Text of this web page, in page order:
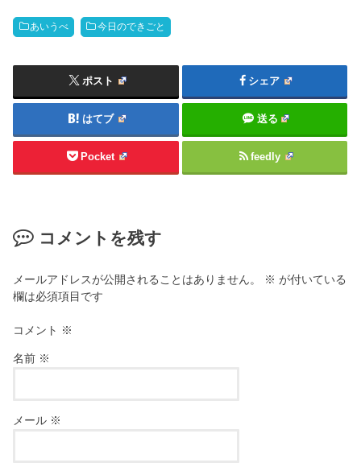
あいうべ 今日のできごと
ポスト シェア
はてブ 送る
Pocket feedly
コメントを残す
メールアドレスが公開されることはありません。 ※ が付いている
欄は必須項目です
コメント ※
名前 ※
メール ※